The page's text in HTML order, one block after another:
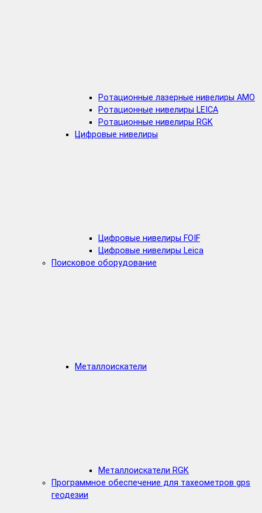
Ротационные лазерные нивелиры AMO
Ротационные нивелиры LEICA
Ротационные нивелиры RGK
Цифровые нивелиры
Цифровые нивелиры FOIF
Цифровые нивелиры Leica
Поисковое оборудование
Металлоискатели
Металлоискатели RGK
Программное обеспечение для тахеометров gps
геодезии